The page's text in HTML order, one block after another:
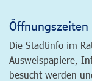
Öffnungszeiten
Die Stadtinfo im
Ausweispapiere,
besucht werden